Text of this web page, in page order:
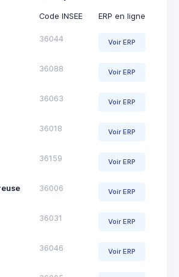
Code INSEE ERP en ligne
36044 Voir ERP
36088 Voir ERP
36063 Voir ERP
36018 Voir ERP
36159 Voir ERP
36006 Voir ERP
36031 Voir ERP
36046 Voir ERP